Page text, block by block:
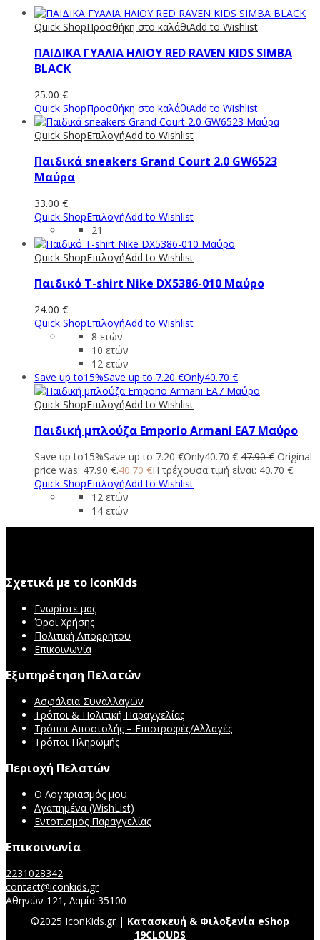
Quick ShopΠροσθήκη στο καλάθιAdd to Wishlist
ΠΑΙΔΙΚΑ ΓΥΑΛΙΑ ΗΛΙΟΥ RED RAVEN KIDS SIMBA
BLACK
25.00 €
Quick ShopΠροσθήκη στο καλάθιAdd to Wishlist
Quick ShopΕπιλογήAdd to Wishlist
Παιδικά sneakers Grand Court 2.0 GW6523
Μαύρα
33.00 €
Quick ShopΕπιλογήAdd to Wishlist
21
Quick ShopΕπιλογήAdd to Wishlist
Παιδικό T-shirt Νike DX5386-010 Μαύρο
24.00 €
Quick ShopΕπιλογήAdd to Wishlist
8 ετών
10 ετών
12 ετών
Save up to15%Save up to 7.20 €Only40.70 €
Quick ShopΕπιλογήAdd to Wishlist
Παιδική μπλούζα Emporio Armani EA7 Μαύρο
Save up to15%Save up to 7.20 €Only40.70 € 47.90€ Original
price was: 47.90 €.40.70 €Η τρέχουσα τιμή είναι: 40.70 €.
Quick ShopΕπιλογήAdd to Wishlist
12 ετών
14 ετών
Σχετικά με το IconKids
Γνωρίστε μας
Όροι Χρήσης
Πολιτική Απορρήτου
Επικοινωνία
Εξυπηρέτηση Πελατών
Ασφάλεια Συναλλαγών
Τρόποι & Πολιτική Παραγγελίας
Τρόποι Αποστολής – Επιστροφές/Αλλαγές
Τρόποι Πληρωμής
Περιοχή Πελατών
Ο Λογαριασμός μου
Αγαπημένα (WishList)
Εντοπισμός Παραγγελίας
Επικοινωνία
2231028342
contact@iconkids.gr
Αθηνών 121, Λαμία 35100
©2025 IconKids.gr | Κατασκευή & Φιλοξενία eShop
19CLOUDS